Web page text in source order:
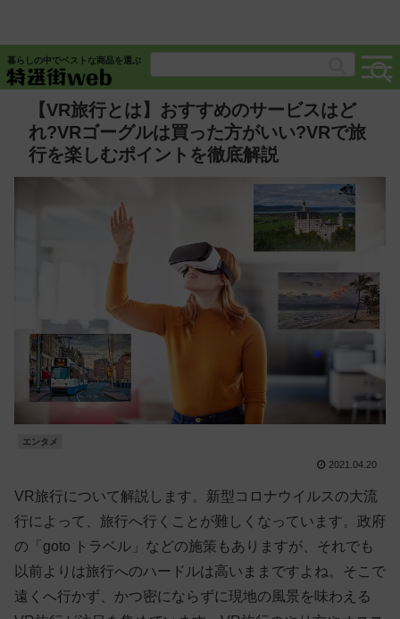
暮らしの中でベストな商品を選ぶ
【VR旅行とは】おすすめのサービスはど
れ?VRゴーグルは買った方がいい?VRで旅
行を楽しむポイントを徹底解説
エンタメ
2021.04.20
VR旅行について解説します。新型コロナウイルスの大流
行によって、旅行へ行くことが難しくなっています。政府
の「goto トラベル」などの施策もありますが、それでも
以前よりは旅行へのハードルは高いままですよね。そこで
遠くへ行かず、かつ密にならずに現地の風景を味わえる